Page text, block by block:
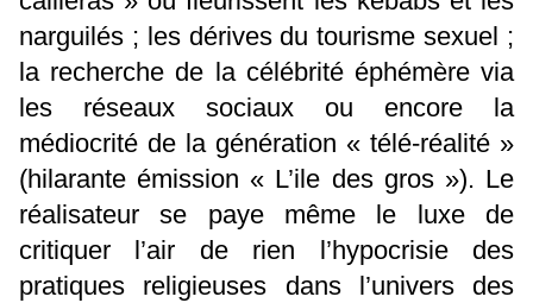
narguilés ; les dérives du tourisme sexuel ;
la recherche de la célébrité éphémère via
les réseaux sociaux ou encore la
médiocrité de la génération « télé-réalité »
(hilarante émission « L’ile des gros »). Le
réalisateur se paye même le luxe de
critiquer l’air de rien l’hypocrisie des
pratiques religieuses dans l’univers des